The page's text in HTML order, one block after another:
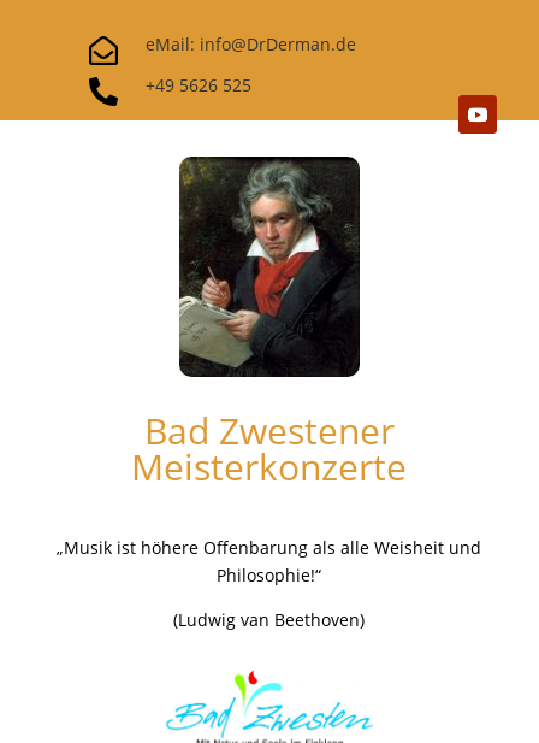
 eMail: info@DrDerman.de
 +49 5626 525
Bad Zwestener
Meisterkonzerte
„Musik ist höhere Offenbarung als alle Weisheit und
Philosophie!“
(Ludwig van Beethoven)